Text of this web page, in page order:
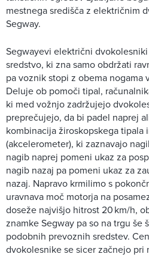
mestnega središča z električnim
Segway.
Segwayevi električni
sredstvo, ki zna samo obdržati
pa voznik stopi z obema nogama
Deluje ob pomoči tipal,
ki med vožnjo zadržujejo
preprečujejo, da bi padel naprej
kombinacija žiroskopskega tipala
(akcelerometer), ki zaznavajo
nagib naprej pomeni ukaz za
nagib nazaj pa pomeni ukaz za
nazaj. Napravo krmilimo s
uravnava moč motorja na
doseže najvišjo hitrost 20 km/h,
znamke Segway pa so na trgu
podobnih prevoznih sredstev.
dvokolesnike se sicer začnejo